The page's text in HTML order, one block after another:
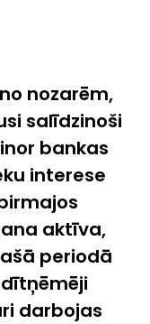
nozarēm,
salīdzinoši
bankas
interese
aktīva,
periodā
darbojas